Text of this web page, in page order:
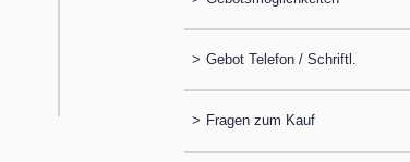
> Gebot Telefon / Schriftl.
> Fragen zum Kauf